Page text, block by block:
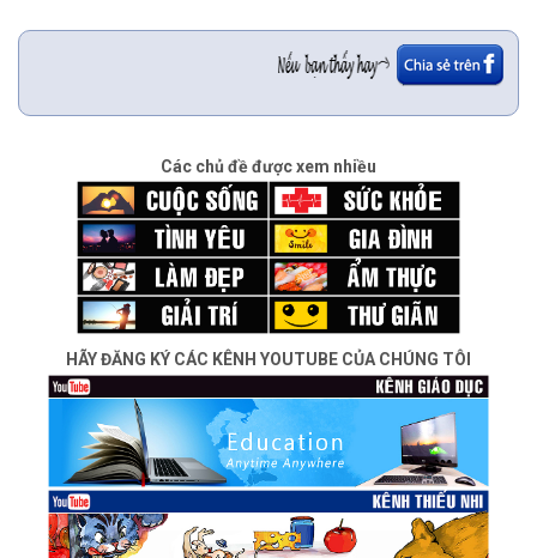
Các chủ đề được xem nhiều
HÃY ĐĂNG KÝ CÁC KÊNH YOUTUBE CỦA CHÚNG TÔI